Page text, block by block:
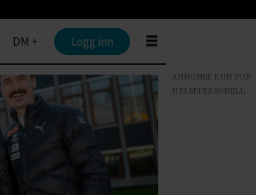
DM + Logg inn
ANNONSE KUN FOR
HELSEPERSONELL